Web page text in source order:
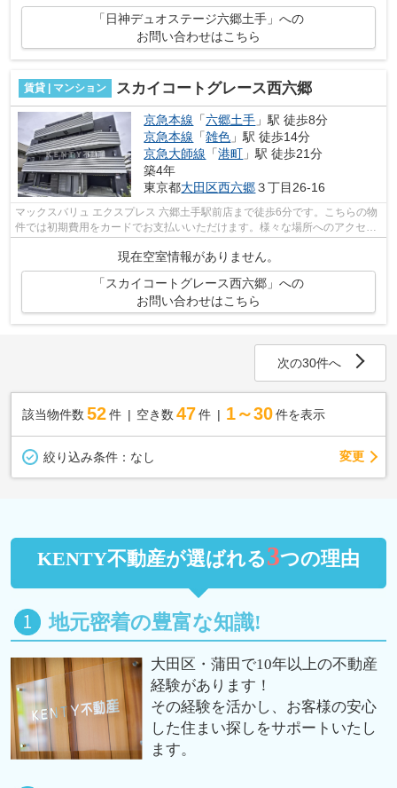
「日神デュオステージ六郷土手」への
お問い合わせはこちら
賃貸 | マンション スカイコートグレース西六郷
京急本線 「六郷土手 」駅 徒歩8分
京急本線 「雑色 」駅 徒歩14分
京急大師線 「港町 」駅 徒歩21分
築4年
東京都大田区西六郷３丁目26-16
マックスバリュ エクスプレス 六郷土手駅前店まで徒歩6分です。こちらの物
件では初期費用をカードでお支払いいただけます。様々な場所へのアクセス
が便利になる、2駅利用可能な物件で...
現在空室情報がありません。
「スカイコートグレース西六郷」への
お問い合わせはこちら
次の30件へ
該当物件数 52件 空き数 47 件 1～30 件を表示
絞り込み条件： なし 変更
KENTY不動産が選ばれる3つの理由
地元密着の豊富な知識!
大田区・蒲田で10年以上の不動産
経験があります！
その経験を活かし、お客様の安心
した住まい探しをサポートいたし
ます。